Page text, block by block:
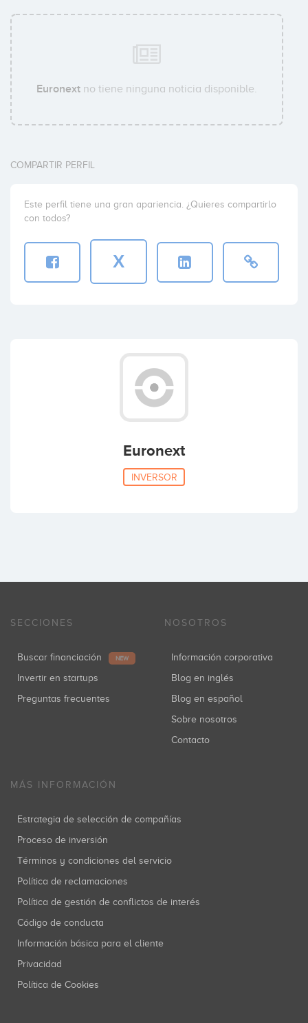
Euronext no tiene ninguna noticia disponible.
COMPARTIR PERFIL
Este perfil tiene una gran apariencia. ¿Quieres compartirlo
con todos?
X
Euronext
INVERSOR
SECCIONES
Buscar financiación NEW
Invertir en startups
Preguntas frecuentes
NOSOTROS
Información corporativa
Blog en inglés
Blog en español
Sobre nosotros
Contacto
MÁS INFORMACIÓN
Estrategia de selección de compañías
Proceso de inversión
Términos y condiciones del servicio
Política de reclamaciones
Política de gestión de conflictos de interés
Código de conducta
Información básica para el cliente
Privacidad
Política de Cookies